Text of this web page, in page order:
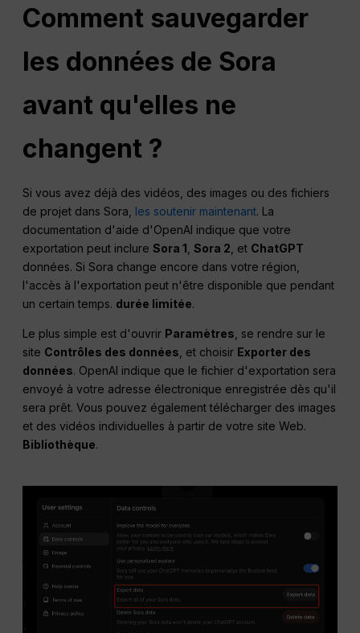
Comment sauvegarder
les données de Sora
avant qu'elles ne
changent ?
Si vous avez déjà des vidéos, des images ou des fichiers
de projet dans Sora, les soutenir maintenant. La
documentation d'aide d'OpenAI indique que votre
exportation peut inclureSora 1 ,Sora 2 , et ChatGPT
données. Si Sora change encore dans votre région,
l'accès à l'exportation peut n'être disponible que pendant
un certain temps. durée limitée.
Le plus simple est d'ouvrir Paramètres , se rendre sur le
site Contrôles des données , et choisir Exporter des
données. OpenAI indique que le fichier d'exportation sera
envoyé à votre adresse électronique enregistrée dès qu'il
sera prêt. Vous pouvez également télécharger des images
et des vidéos individuelles à partir de votre site Web.
Bibliothèque.